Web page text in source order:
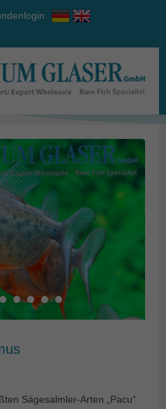
Sägesalmler-Arten „Pacu“